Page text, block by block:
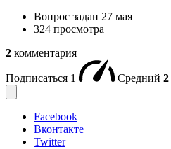
Вопрос задан 27 мая
324 просмотра
2 комментария
Подписаться 1 Средний 2
Facebook
Вконтакте
Twitter